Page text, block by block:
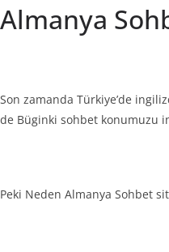
Almanya
Son zamanda Türkiye’de
de Büginki sohbet konumuzu
Peki Neden Almanya Sohbet